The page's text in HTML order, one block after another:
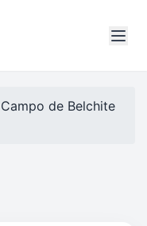
Campo de Belchite